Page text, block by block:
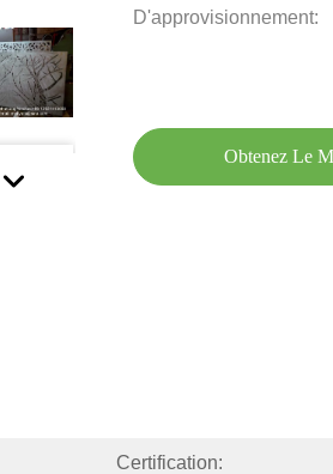
D'approvisionnement:
Obtenez Le
Certification: